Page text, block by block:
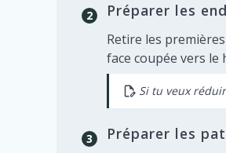
Préparer les
Retire les
face coupée vers le
Si tu veux
Préparer les